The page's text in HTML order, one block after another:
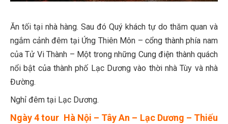
Ăn tối tại nhà hàng. Sau đó Quý khách tự do thăm quan và
ngắm cảnh đêm tại Ứng Thiên Môn – cổng thành phía nam
của Tử Vi Thành – Một trong những Cung điện thành quách
nổi bật của thành phố Lạc Dương vào thời nhà Tùy và nhà
Đường.
Nghỉ đêm tại Lạc Dương.
Ngày 4 tour Hà Nội – Tây An – Lạc Dương – Thiếu